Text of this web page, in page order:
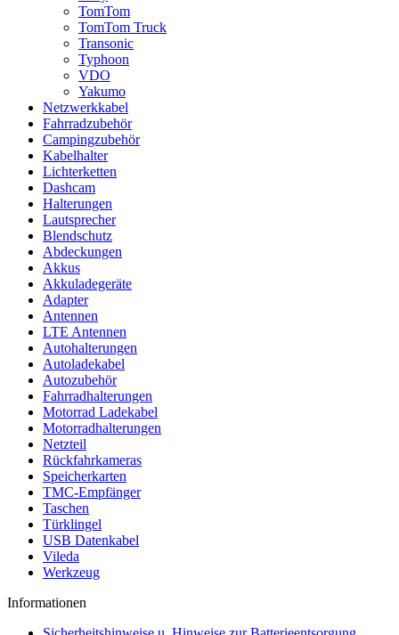
TomTom
TomTom Truck
Transonic
Typhoon
VDO
Yakumo
Netzwerkkabel
Fahrradzubehör
Campingzubehör
Kabelhalter
Lichterketten
Dashcam
Halterungen
Lautsprecher
Blendschutz
Abdeckungen
Akkus
Akkuladegeräte
Adapter
Antennen
LTE Antennen
Autohalterungen
Autoladekabel
Autozubehör
Fahrradhalterungen
Motorrad Ladekabel
Motorradhalterungen
Netzteil
Rückfahrkameras
Speicherkarten
TMC-Empfänger
Taschen
Türklingel
USB Datenkabel
Vileda
Werkzeug
Informationen